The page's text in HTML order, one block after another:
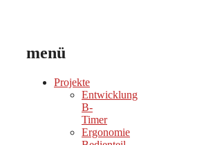
menü
Projekte
Entwicklung
B-
Timer
Ergonomie